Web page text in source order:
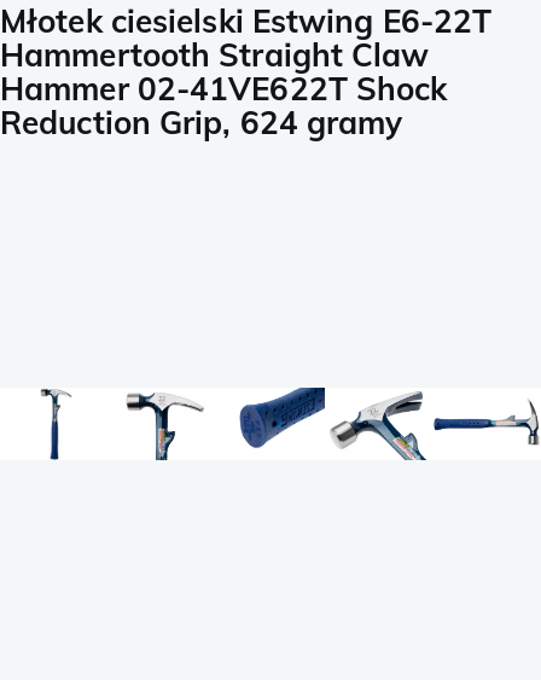
Młotek ciesielski Estwing E6-22T
Hammertooth Straight Claw
Hammer 02-41VE622T Shock
Reduction Grip, 624 gramy